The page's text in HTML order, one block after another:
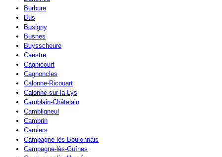
Burbure
Bus
Busigny
Busnes
Buysscheure
Caëstre
Cagnicourt
Cagnoncles
Calonne-Ricouart
Calonne-sur-la-Lys
Camblain-Châtelain
Cambligneul
Cambrin
Camiers
Campagne-lès-Boulonnais
Campagne-lès-Guînes